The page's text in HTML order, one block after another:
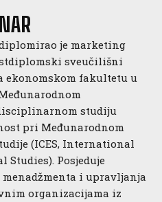
je marketing
sveučilišni
ekonomskom fakultetu u
studiju
pri Međunarodnom
(ICES, International
Studies). Posjeduje
i upravljanja
organizacijama iz